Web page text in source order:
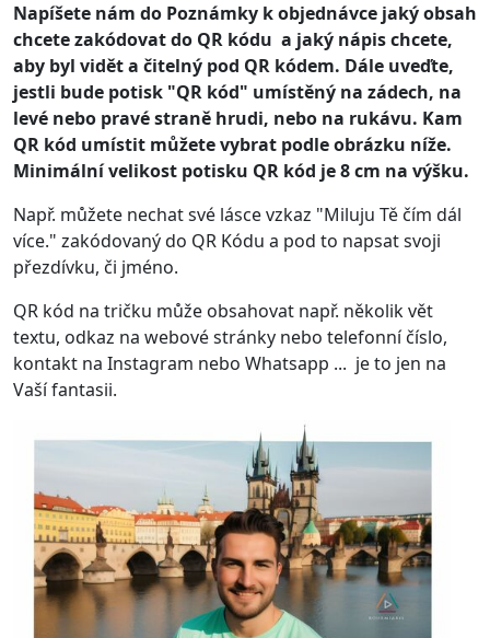
Napíšete nám do Poznámky k objednávce jaký obsah
chcete zakódovat do QR kódu a jaký nápis chcete,
aby byl vidět a čitelný pod QR kódem. Dále uveďte,
jestli bude potisk "QR kód" umístěný na zádech, na
levé nebo pravé straně hrudi, nebo na rukávu. Kam
QR kód umístit můžete vybrat podle obrázku níže.
Minimální velikost potisku QR kód je 8 cm na výšku.
Např. můžete nechat své lásce vzkaz "Miluju Tě čím dál
více." zakódovaný do QR Kódu a pod to napsat svoji
přezdívku, či jméno.
QR kód na tričku může obsahovat např. několik vět
textu, odkaz na webové stránky nebo telefonní číslo,
kontakt na Instagram nebo Whatsapp ... je to jen na
Vaší fantasii.